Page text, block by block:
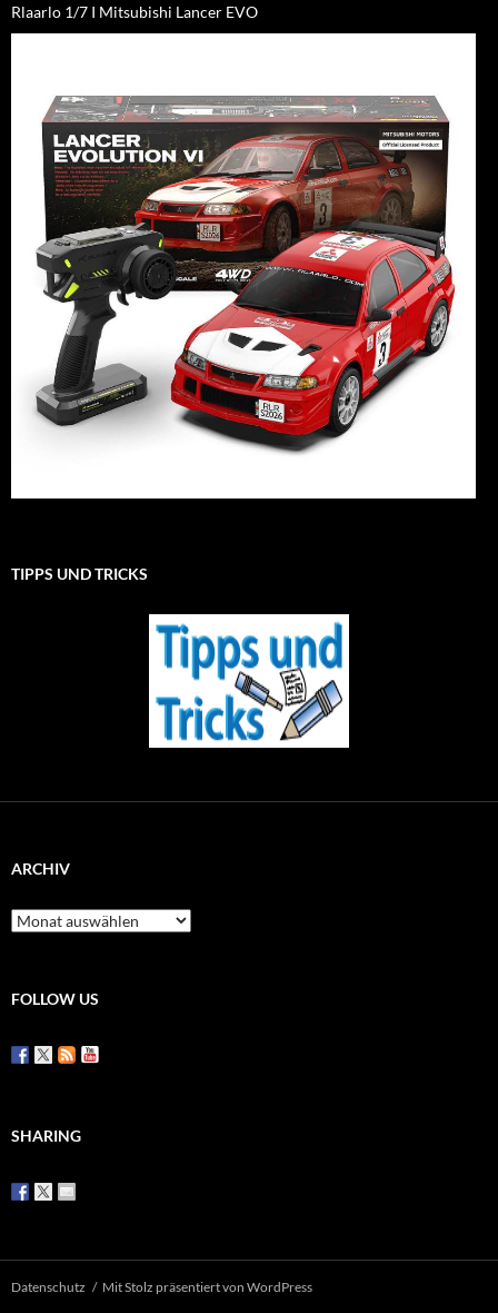
Rlaarlo 1/7 I Mitsubishi Lancer EVO
TIPPS UND TRICKS
ARCHIV
Archiv
FOLLOW US
SHARING
Datenschutz Mit Stolz präsentiert von WordPress